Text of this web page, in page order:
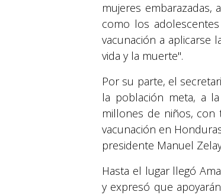
mujeres embarazadas,
como los
vacunación a aplicarse
vida y la muerte".
Por su parte, el
la población meta, a
millones de niños, con
vacunación en
presidente Manuel
Hasta el lugar llegó
y expresó que